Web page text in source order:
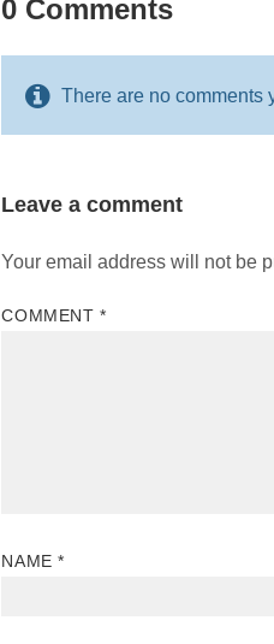
0 Comments
There are no comments
Leave a comment
Your email address will not be
COMMENT *
NAME*